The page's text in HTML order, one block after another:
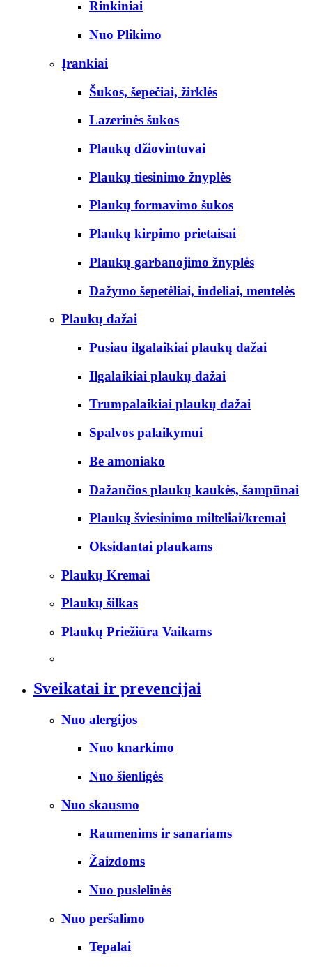
Rinkiniai
Nuo Plikimo
Įrankiai
Šukos, šepečiai, žirklės
Lazerinės šukos
Plaukų džiovintuvai
Plaukų tiesinimo žnyplės
Plaukų formavimo šukos
Plaukų kirpimo prietaisai
Plaukų garbanojimo žnyplės
Dažymo šepetėliai, indeliai, mentelės
Plaukų dažai
Pusiau ilgalaikiai plaukų dažai
Ilgalaikiai plaukų dažai
Trumpalaikiai plaukų dažai
Spalvos palaikymui
Be amoniako
Dažančios plaukų kaukės, šampūnai
Plaukų šviesinimo milteliai/kremai
Oksidantai plaukams
Plaukų Kremai
Plaukų šilkas
Plaukų Priežiūra Vaikams
Sveikatai ir prevencijai
Nuo alergijos
Nuo knarkimo
Nuo šienligės
Nuo skausmo
Raumenims ir sanariams
Žaizdoms
Nuo puslelinės
Nuo peršalimo
Tepalai